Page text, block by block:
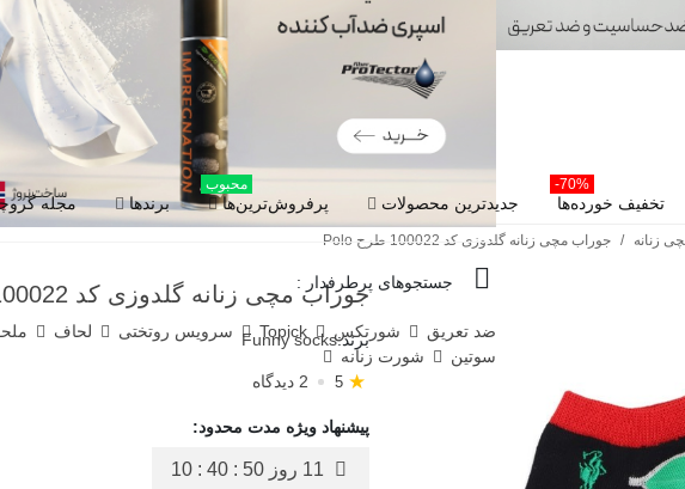
جستجوهای پرطرفدار :
ضد تعریق شورتکس Topick سرویس روتختی لحاف
سوتین
شورت زنانه
تخفیف خورده‌ها
70%-
جدیدترین محصولات پرفروش‌ترین‌ها
محبوب
برندها مجله
زنانه / جوراب مچی زنانه گلدوزی کد 100022 طرح Polo
جوراب مچی زنانه گلدوزی کد 100022 طرح Polo
برند:Funny socks
5 ★ 2 دیدگاه
پیشنهاد ویژه مدت محدود:
11 روز 10 : 40 : 49